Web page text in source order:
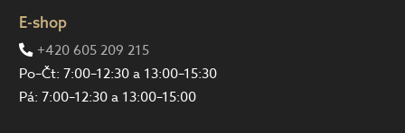
E-shop
+420 605 209 215
Po–Čt: 7:00–12:30 a 13:00–15:30
Pá: 7:00–12:30 a 13:00–15:00